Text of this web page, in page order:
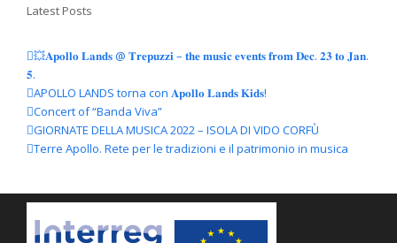
Latest Posts
💥𝐀𝐩𝐨𝐥𝐥𝐨 𝐋𝐚𝐧𝐝𝐬 @ 𝐓𝐫𝐞𝐩𝐮𝐳𝐳𝐢 – 𝐭𝐡𝐞 𝐦𝐮𝐬𝐢𝐜 𝐞𝐯𝐞𝐧𝐭𝐬 𝐟𝐫𝐨𝐦 𝐃𝐞𝐜. 𝟐𝟑 𝐭𝐨 𝐉𝐚𝐧.
𝟓.
APOLLO LANDS torna con 𝐀𝐩𝐨𝐥𝐥𝐨 𝐋𝐚𝐧𝐝𝐬 𝐊𝐢𝐝𝐬!
Concert of “Banda Viva”
GIORNATE DELLA MUSICA 2022 – ISOLA DI VIDO CORFÙ
Terre Apollo. Rete per le tradizioni e il patrimonio in musica